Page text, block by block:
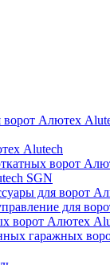
ворот Алютех
Alutech
ворот
SGN
для ворот
для
ворот Алютех
гаражных